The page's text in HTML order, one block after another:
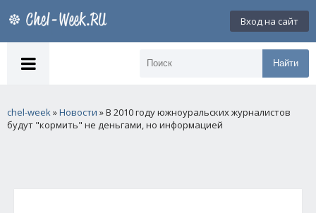
Вход на сайт
Найти
chel-week»Новости » В 2010 году южноуральских журналистов
будут "кормить" не деньгами, но информацией